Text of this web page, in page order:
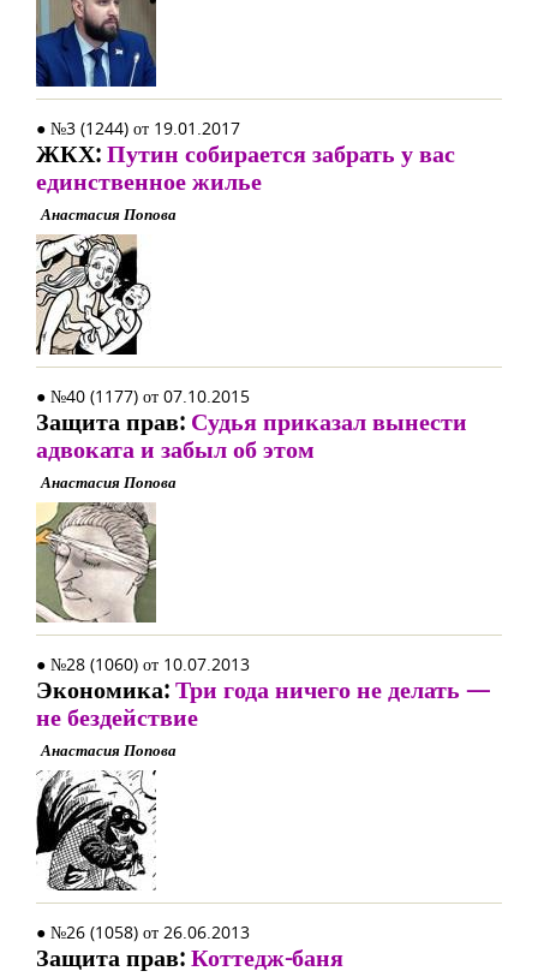
● №3 (1244) от 19.01.2017
ЖКХ:Путин собирается забрать у вас
единственное жилье
Анастасия Попова
● №40 (1177) от 07.10.2015
Защита прав: Судья приказал вынести
адвоката и забыл об этом
Анастасия Попова
● №28 (1060) от 10.07.2013
Экономика:Три года ничего не делать —
не бездействие
Анастасия Попова
● №26 (1058) от 26.06.2013
Защита прав:Коттедж-баня